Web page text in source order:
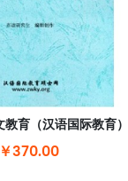
￥370.00